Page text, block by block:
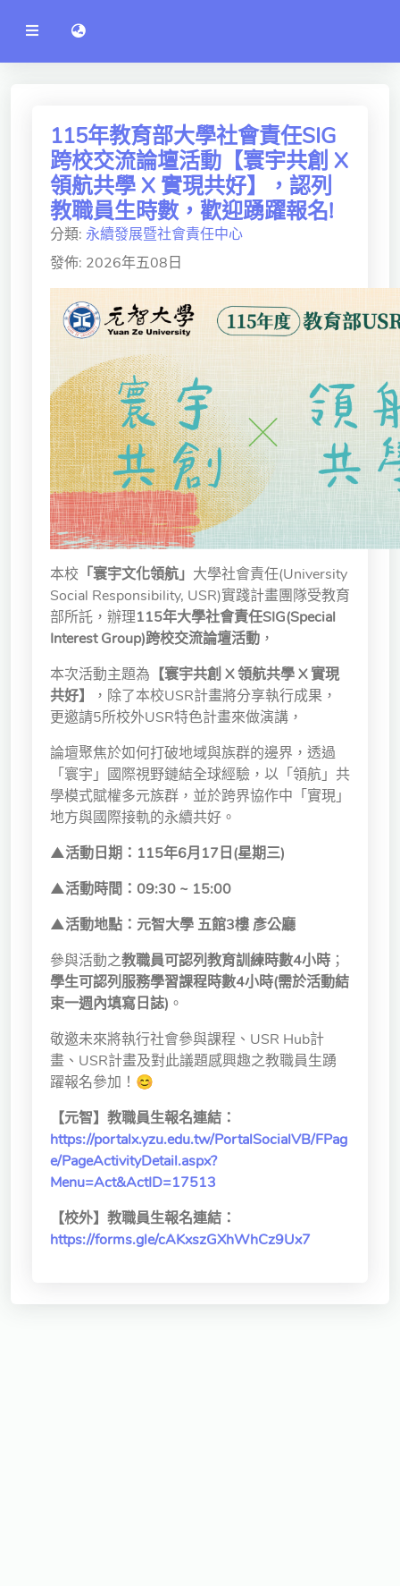
公
告
系
工程學院
資訊學院
管理學院
人文社社會學院
電機通訊學院
醫護學院
通識教學部
獨立學術單位
語言切換 language switch
115年教育部大學社會責任SIG
跨校交流論壇活動【寰宇共創 X
領航共學 X 實現共好】，認列
教職員生時數，歡迎踴躍報名!
分類: 永續發展暨社會責任中心
發佈: 2026年五08日
本校 「寰宇文化領航」 大學社會責任(University
Social Responsibility, USR)實踐計畫團隊受教育
部所託，辦理115年大學社會責任SIG(Special
Interest Group)跨校交流論壇活動 ，
本次活動主題為 【寰宇共創 X 領航共學 X 實現
共好】
，除了本校USR計畫將分享執行成果，
更邀請5所校外USR特色計畫來做演講，
論壇聚焦於如何打破地域與族群的邊界，透過
「寰宇」國際視野鏈結全球經驗，以「領航」共
學模式賦權多元族群，並於跨界協作中「實現」
地方與國際接軌的永續共好。
▲活動日期：115年6月17日(星期三)
▲活動時間：09:30 ~ 15:00
▲活動地點：元智大學 五館3樓 彥公廳
參與活動之教職員可認列教育訓練時數4小時 ；
學生可認列服務學習課程時數4小時(需於活動結
束一週內填寫日誌) 。
敬邀未來將執行社會參與課程、USR Hub計
畫、USR計畫及對此議題感興趣之教職員生踴
躍報名參加！😊
【元智】教職員生報名連結：
https://portalx.yzu.edu.tw/PortalSocialVB/FPag
e/PageActivityDetail.aspx?
Menu=Act&ActID=17513
【校外】教職員生報名連結：
https://forms.gle/cAKxszGXhWhCz9Ux7